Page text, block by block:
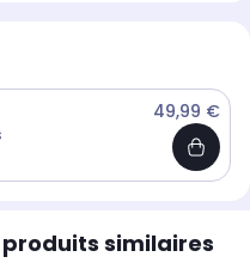
49,99 €
similaires